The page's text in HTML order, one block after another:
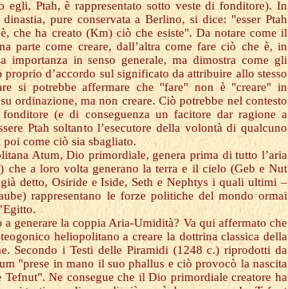
egli, Ptah, è rappresentato sotto veste di fonditore). In
pure conservata a Berlino, si dice: "esser Ptah
che ha creato (Km) ciò che esiste". Da notare come il
parte come creare, dall’altra come fare ciò che è, in
importanza in senso generale, ma dimostra come gli
proprio d’accordo sul significato da attribuire allo stesso
si potrebbe affermare che "fare" non è "creare" in
ordinazione, ma non creare. Ciò potrebbe nel contesto
fonditore (e di conseguenza un facitore dar ragione a
Ptah soltanto l’esecutore della volontà di qualcuno
come ciò sia sbagliato.
Atum, Dio primordiale, genera prima di tutto l’aria
che a loro volta generano la terra e il cielo (Geb e Nut
detto, Osiride e Iside, Seth e Nephtys i quali ultimi –
rappresentano le forze politiche del mondo ormai
generare la coppia Aria-Umidità? Va qui affermato che
heliopolitano a creare la dottrina classica della
Secondo i Testi delle Piramidi (1248 c.) riprodotti da
"prese in mano il suo phallus e ciò provocò la nascita
Tefnut". Ne consegue che il Dio primordiale creatore ha